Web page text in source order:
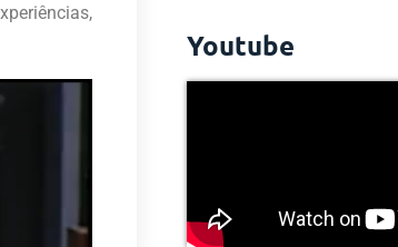
Youtube